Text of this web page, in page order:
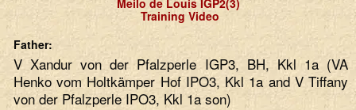
Meilo de Louis IGP2(3)
Training Video
Father:
V Xandur von der Pfalzperle IGP3, BH, Kkl 1a (VA
Henko vom Holtkämper Hof IPO3, Kkl 1a and V Tiffany
von der Pfalzperle IPO3, Kkl 1a son)